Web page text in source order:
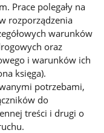
Prace polegały na
rozporządzenia
warunków
oraz
i warunków ich
księga).
potrzebami,
do
treści i drugi o